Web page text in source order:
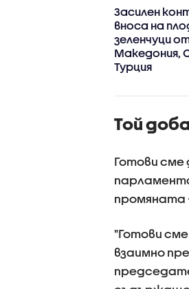
Засилен
вноса на
зеленчуци
Македония,
Турция
Той
Готови сме
промяната
"Готови
взаимно